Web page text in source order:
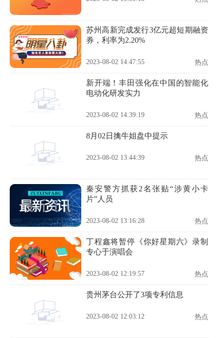
苏州高新完成发行3亿元超短期融资
券，利率为2.20%
2023-08-02 14:47:55 热点
新开端！丰田强化在中国的智能化
电动化研发实力
2023-08-02 14:39:19 热点
8月02日擒牛姐盘中提示
2023-08-02 13:44:39 热点
秦安警方抓获2名张贴“涉黄小卡
片”人员
2023-08-02 13:16:28 热点
丁程鑫将暂停《你好星期六》录制
专心于演唱会
2023-08-02 12:19:57 热点
贵州茅台公开了3项专利信息
2023-08-02 12:03:12 热点